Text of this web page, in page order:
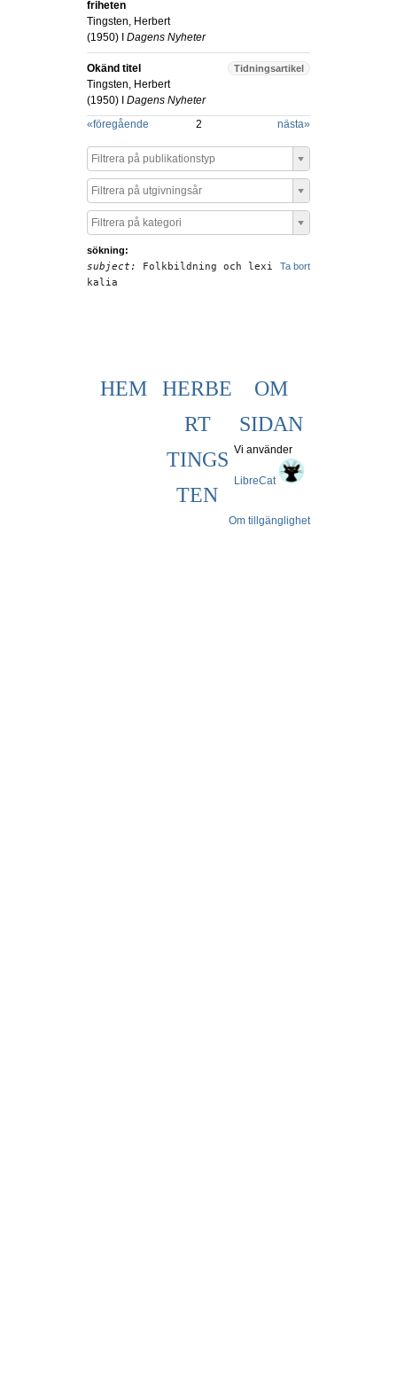
friheten
Tingsten, Herbert
(1950) I Dagens Nyheter
Tidningsartikel
Okänd titel
Tingsten, Herbert
(1950) I Dagens Nyheter
«föregående 2 nästa»
Filtrera på publikationstyp
Filtrera på utgivningsår
Filtrera på kategori
sökning:
Ta bort
subject:
Folkbildning och lexi
kalia
HEM
HERBE
RT
TINGS
TEN
OM
SIDAN
Om tillgänglighet
Vi använder
LibreCat